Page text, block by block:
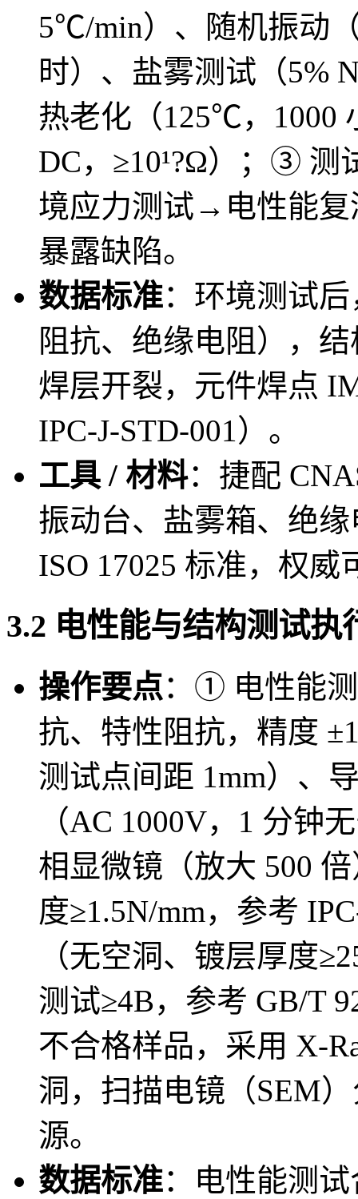
5℃/min）、随机振动
时）、盐雾测试（5%
热老化（125℃，1000
DC，≥10¹?Ω）；③ 测
境应力测试→电性能
暴露缺陷。
数据标准：环境测试
阻抗、绝缘电阻），
焊层开裂，元件焊点
IPC-J-STD-001）。
工具 / 材料：捷配
振动台、盐雾箱、绝
ISO 17025 标准，权威
3.2 电性能与结构测试执
操作要点：① 电性能
抗、特性阻抗，精度
测试点间距 1mm）、
（AC 1000V，1 分钟
相显微镜（放大 500
度≥1.5N/mm，参考
（无空洞、镀层厚度
测试≥4B，参考 GB/T
不合格样品，采用 X-
洞，扫描电镜（SEM
源。
数据标准：电性能测